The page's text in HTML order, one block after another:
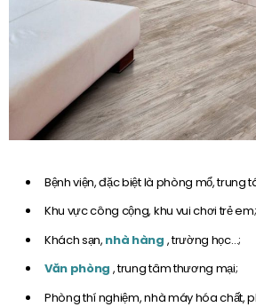
Bệnh viện, đặc biệt là phòng mổ, trung
Khu vực công cộng, khu vui chơi trẻ em;
Khách sạn, nhà hàng , trường học…;
Văn phòng , trung tâm thương mại;
Phòng thí nghiệm, nhà máy hóa chất,